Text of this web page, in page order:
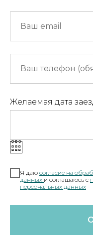
Желаемая дата
Я даю согласие на
данных и соглашаюсь c
персональных данных